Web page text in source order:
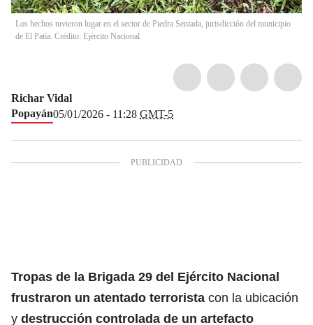
Los hechos tuvieron lugar en el sector de Piedra Sentada, jurisdicción del municipio
de El Patía. Crédito: Ejército Nacional.
Richar Vidal
Popayán05/01/2026 - 11:28 GMT-5
Tropas de la Brigada 29 del Ejército Nacional
frustraron un atentado terrorista con la ubicación
y destrucción controlada de un artefacto